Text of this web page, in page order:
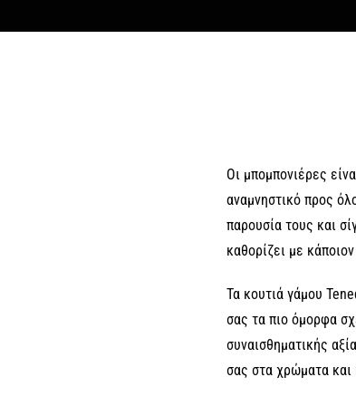
Οι μπομπονιέρες
αναμνηστικό προς
παρουσία τους και
καθορίζει με
Τα κουτιά γάμου
σας τα πιο όμορφα
συναισθηματικής
σας στα χρώματα